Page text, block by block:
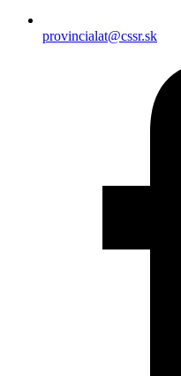
provincialat@cssr.sk